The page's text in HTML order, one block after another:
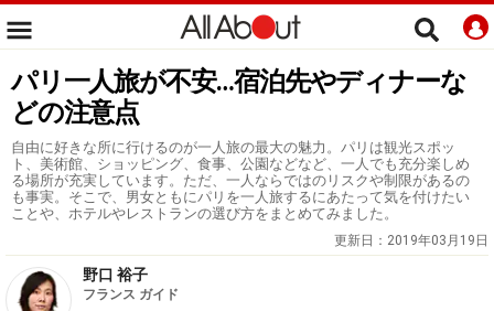
パリ一人旅が不安…宿泊先やディナーな
どの注意点
自由に好きな所に行けるのが一人旅の最大の魅力。パリは観光スポッ
ト、美術館、ショッピング、食事、公園などなど、一人でも充分楽しめ
る場所が充実しています。ただ、一人ならではのリスクや制限があるの
も事実。そこで、男女ともにパリを一人旅するにあたって気を付けたい
ことや、ホテルやレストランの選び方をまとめてみました。
更新日： 2019年03月19日
野口 裕子
フランス ガイド